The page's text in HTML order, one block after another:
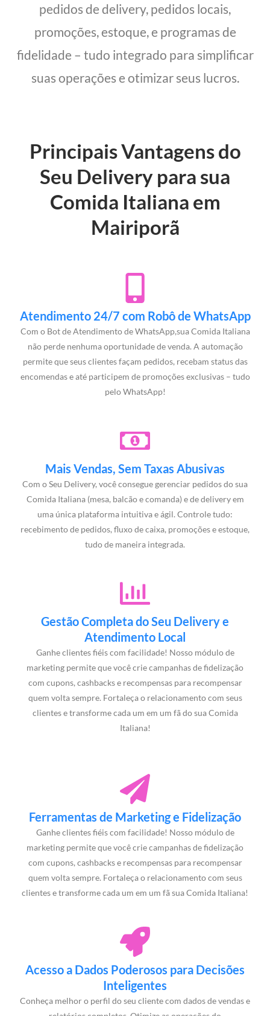
pedidos de delivery, pedidos locais,
promoções, estoque, e programas de
fidelidade – tudo integrado para simplificar
suas operações e otimizar seus lucros.
Principais Vantagens do
Seu Delivery para sua
Comida Italiana em
Mairiporã
Atendimento 24/7 com Robô de WhatsApp
Com o Bot de Atendimento de WhatsApp,sua Comida Italiana
não perde nenhuma oportunidade de venda. A automação
permite que seus clientes façam pedidos, recebam status das
encomendas e até participem de promoções exclusivas – tudo
pelo WhatsApp!
Mais Vendas, Sem Taxas Abusivas
Com o Seu Delivery, você consegue gerenciar pedidos do sua
Comida Italiana (mesa, balcão e comanda) e de delivery em
uma única plataforma intuitiva e ágil. Controle tudo:
recebimento de pedidos, fluxo de caixa, promoções e estoque,
tudo de maneira integrada.
Gestão Completa do Seu Delivery e
Atendimento Local
Ganhe clientes fiéis com facilidade! Nosso módulo de
marketing permite que você crie campanhas de fidelização
com cupons, cashbacks e recompensas para recompensar
quem volta sempre. Fortaleça o relacionamento com seus
clientes e transforme cada um em um fã do sua Comida
Italiana!
Ferramentas de Marketing e Fidelização
Ganhe clientes fiéis com facilidade! Nosso módulo de
marketing permite que você crie campanhas de fidelização
com cupons, cashbacks e recompensas para recompensar
quem volta sempre. Fortaleça o relacionamento com seus
clientes e transforme cada um em um fã sua Comida Italiana!
Acesso a Dados Poderosos para Decisões
Inteligentes
Conheça melhor o perfil do seu cliente com dados de vendas e